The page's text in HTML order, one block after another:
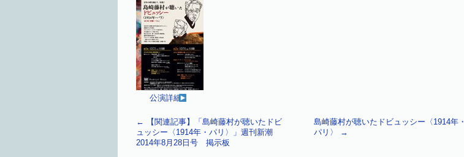
公演詳細
←
【関連記事】「島崎藤村が聴いたドビ
ュッシー〈1914年・パリ〉」週刊新潮
2014年8月28日号 掲示板
島崎藤村が聴いたドビュッシー〈1914年・
パリ〉
→